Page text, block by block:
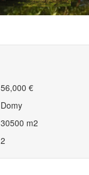
56,000 €
Domy
30500 m2
2